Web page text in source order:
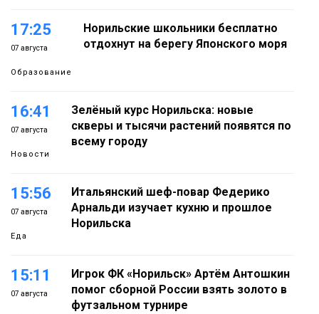
17:25
07 августа
Образование
Норильские школьники бесплатно
отдохнут на берегу Японского моря
16:41
07 августа
Новости
Зелёный курс Норильска: новые
скверы и тысячи растений появятся по
всему городу
15:56
07 августа
Еда
Итальянский шеф-повар Федерико
Арнальди изучает кухню и прошлое
Норильска
15:11
07 августа
Игрок ФК «Норильск» Артём Антошкин
помог сборной России взять золото в
футзальном турнире